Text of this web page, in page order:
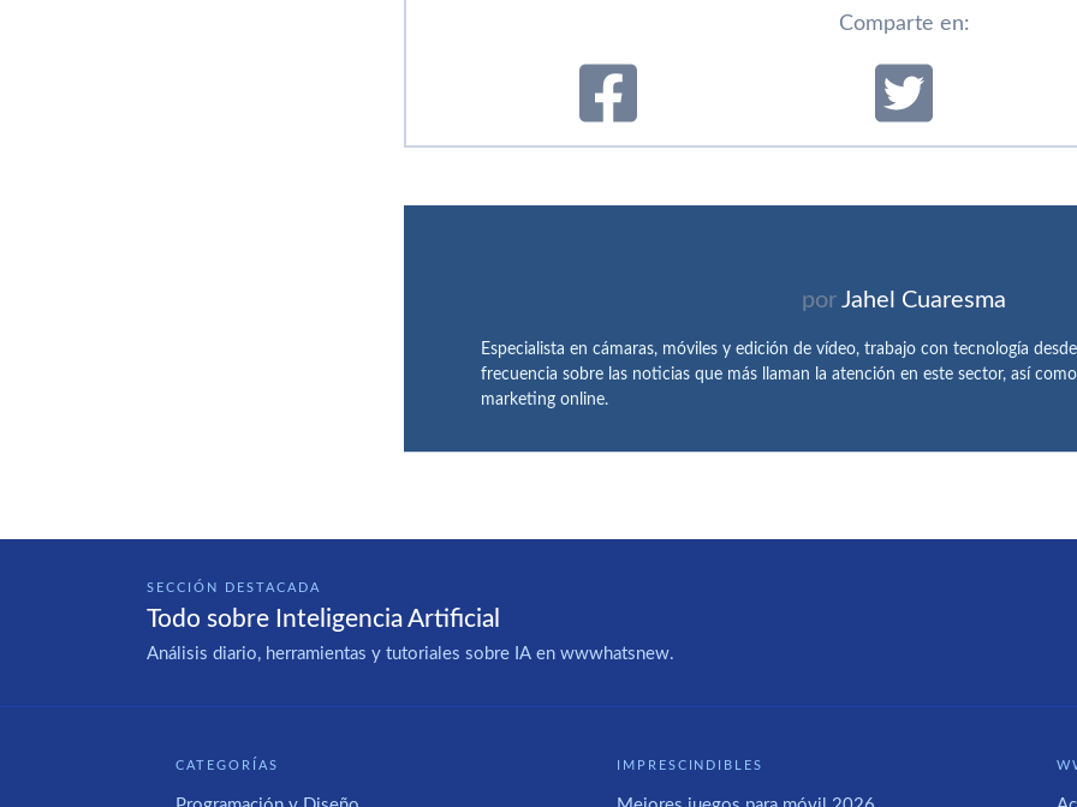
Comparte en:
por Jahel Cuaresma
Especialista en cámaras, móviles y edición de vídeo, trabajo con tecnología
frecuencia sobre las noticias que más llaman la atención en este sector, así
marketing online.
SECCIÓN DESTACADA
Todo sobre Inteligencia Artificial
Análisis diario, herramientas y tutoriales sobre IA en wwwhatsnew.
CATEGORÍAS IMPRESCINDIBLES